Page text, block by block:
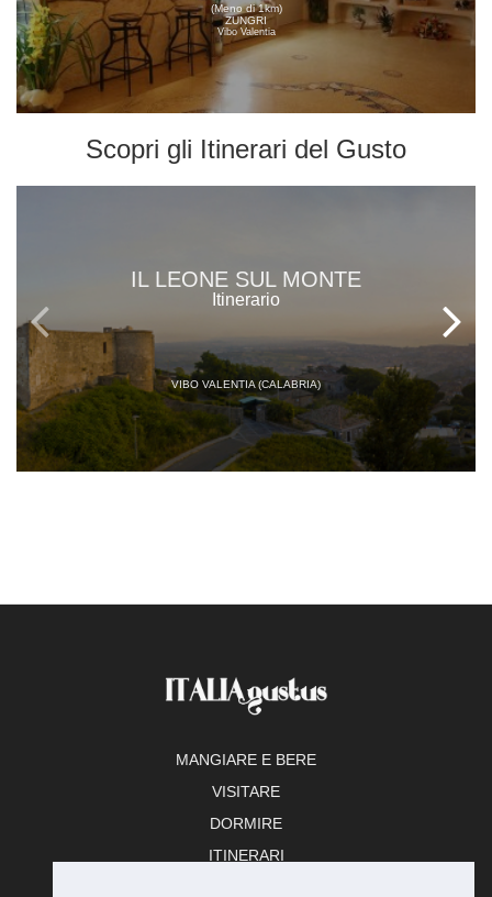
(Meno di 1km)
ZUNGRI
Vibo Valentia
Scopri gli Itinerari del Gusto
IL LEONE SUL MONTE
Itinerario
VIBO VALENTIA (CALABRIA)
MANGIARE E BERE
VISITARE
DORMIRE
ITINERARI